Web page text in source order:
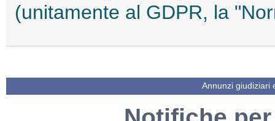
(unitamente al GDPR, la
Annunzi giudiziari